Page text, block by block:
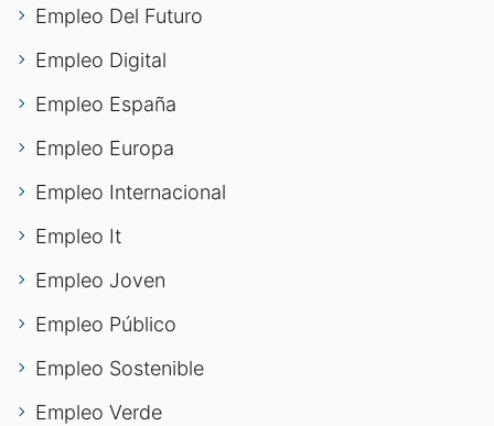
Empleo Del Futuro
Empleo Digital
Empleo España
Empleo Europa
Empleo Internacional
Empleo It
Empleo Joven
Empleo Público
Empleo Sostenible
Empleo Verde